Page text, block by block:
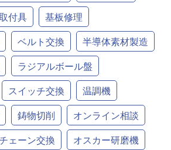
付具
基板修理
ベルト交換
半導体素材製造
ラジアルボール盤
スイッチ交換
温調機
鋳物切削
オンライン相談
ェーン交換
オスカー研磨機